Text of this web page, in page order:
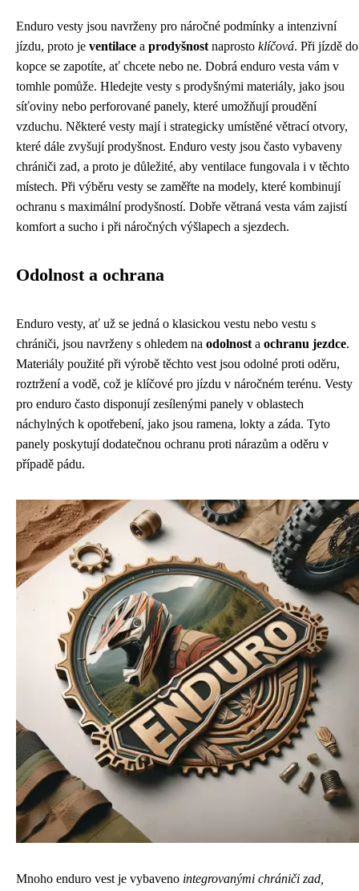
Enduro vesty jsou navrženy pro náročné podmínky a intenzivní
jízdu, proto je ventilace a prodyšnost naprosto klíčová. Při jízdě do
kopce se zapotíte, ať chcete nebo ne. Dobrá enduro vesta vám v
tomhle pomůže. Hledejte vesty s prodyšnými materiály, jako jsou
síťoviny nebo perforované panely, které umožňují proudění
vzduchu. Některé vesty mají i strategicky umístěné větrací otvory,
které dále zvyšují prodyšnost. Enduro vesty jsou často vybaveny
chrániči zad, a proto je důležité, aby ventilace fungovala i v těchto
místech. Při výběru vesty se zaměřte na modely, které kombinují
ochranu s maximální prodyšností. Dobře větraná vesta vám zajistí
komfort a sucho i při náročných výšlapech a sjezdech.
Odolnost a ochrana
Enduro vesty, ať už se jedná o klasickou vestu nebo vestu s
chrániči, jsou navrženy s ohledem na odolnost a ochranu jezdce.
Materiály použité při výrobě těchto vest jsou odolné proti oděru,
roztržení a vodě, což je klíčové pro jízdu v náročném terénu. Vesty
pro enduro často disponují zesílenými panely v oblastech
náchylných k opotřebení, jako jsou ramena, lokty a záda. Tyto
panely poskytují dodatečnou ochranu proti nárazům a oděru v
případě pádu.
Mnoho enduro vest je vybaveno integrovanými chrániči zad,